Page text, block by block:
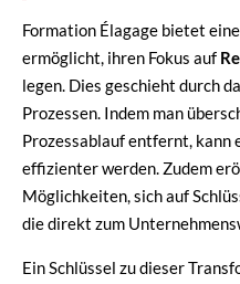
Formation Élagage bietet
ermöglicht, ihren Fokus auf
legen. Dies geschieht durch
Prozessen. Indem man
Prozessablauf entfernt, kann
effizienter werden. Zudem
Möglichkeiten, sich auf
die direkt zum
Ein Schlüssel zu dieser